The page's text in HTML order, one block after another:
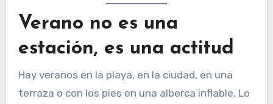
Verano no es una
estación, es una actitud
Hay veranos en la playa, en la ciudad, en una
terraza o con los pies en una alberca inflable. Lo